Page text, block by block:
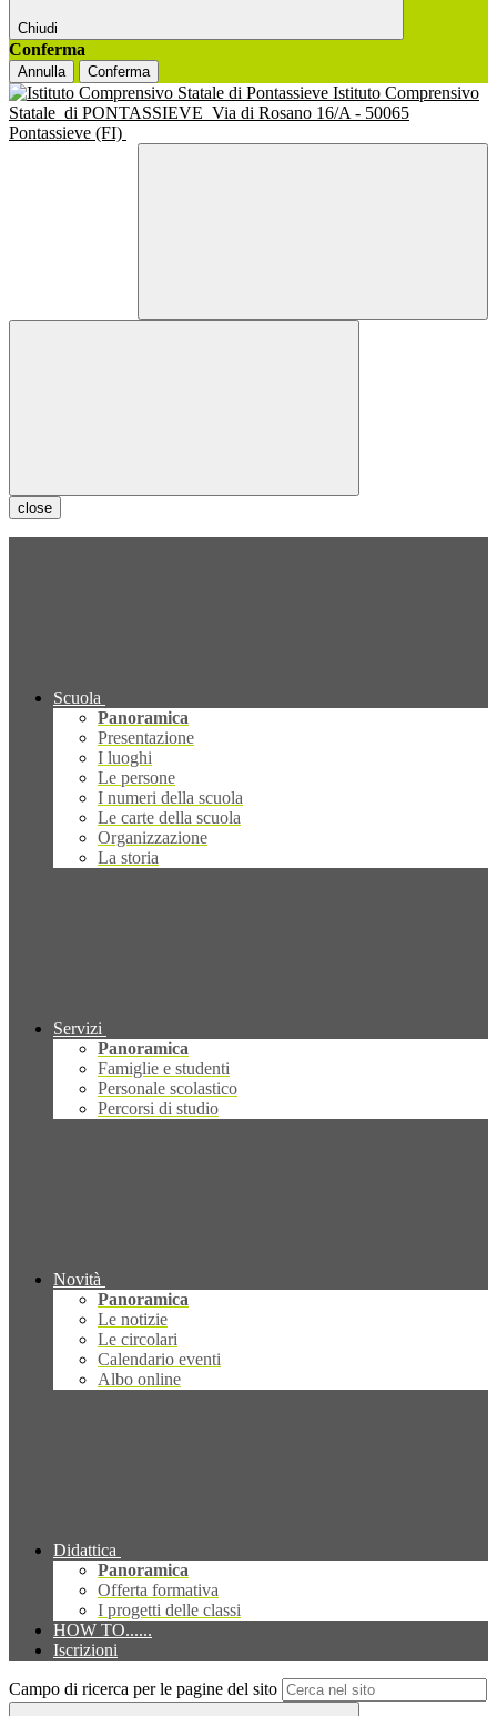
Chiudi
Conferma
Annulla Conferma
Istituto Comprensivo
Statale di PONTASSIEVE Via di Rosano 16/A - 50065
Pontassieve (FI)
close
Scuola
Panoramica
Presentazione
I luoghi
Le persone
I numeri della scuola
Le carte della scuola
Organizzazione
La storia
Servizi
Panoramica
Famiglie e studenti
Personale scolastico
Percorsi di studio
Novità
Panoramica
Le notizie
Le circolari
Calendario eventi
Albo online
Didattica
Panoramica
Offerta formativa
I progetti delle classi
HOW TO......
Iscrizioni
Campo di ricerca per le pagine del sito